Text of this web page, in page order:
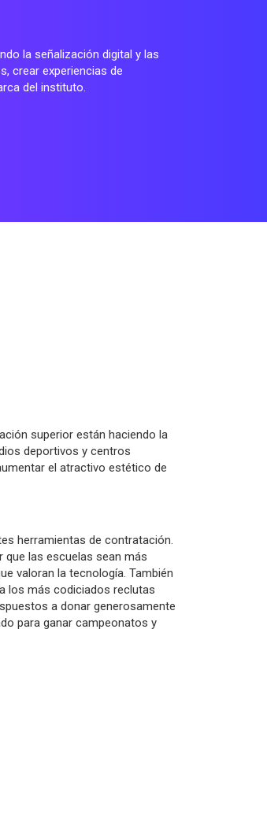
la señalización digital y las
crear experiencias de
del instituto.
superior están haciendo la
deportivos y centros
el atractivo estético de
herramientas de contratación.
que las escuelas sean más
valoran la tecnología. También
los más codiciados reclutas
a donar generosamente
para ganar campeonatos y